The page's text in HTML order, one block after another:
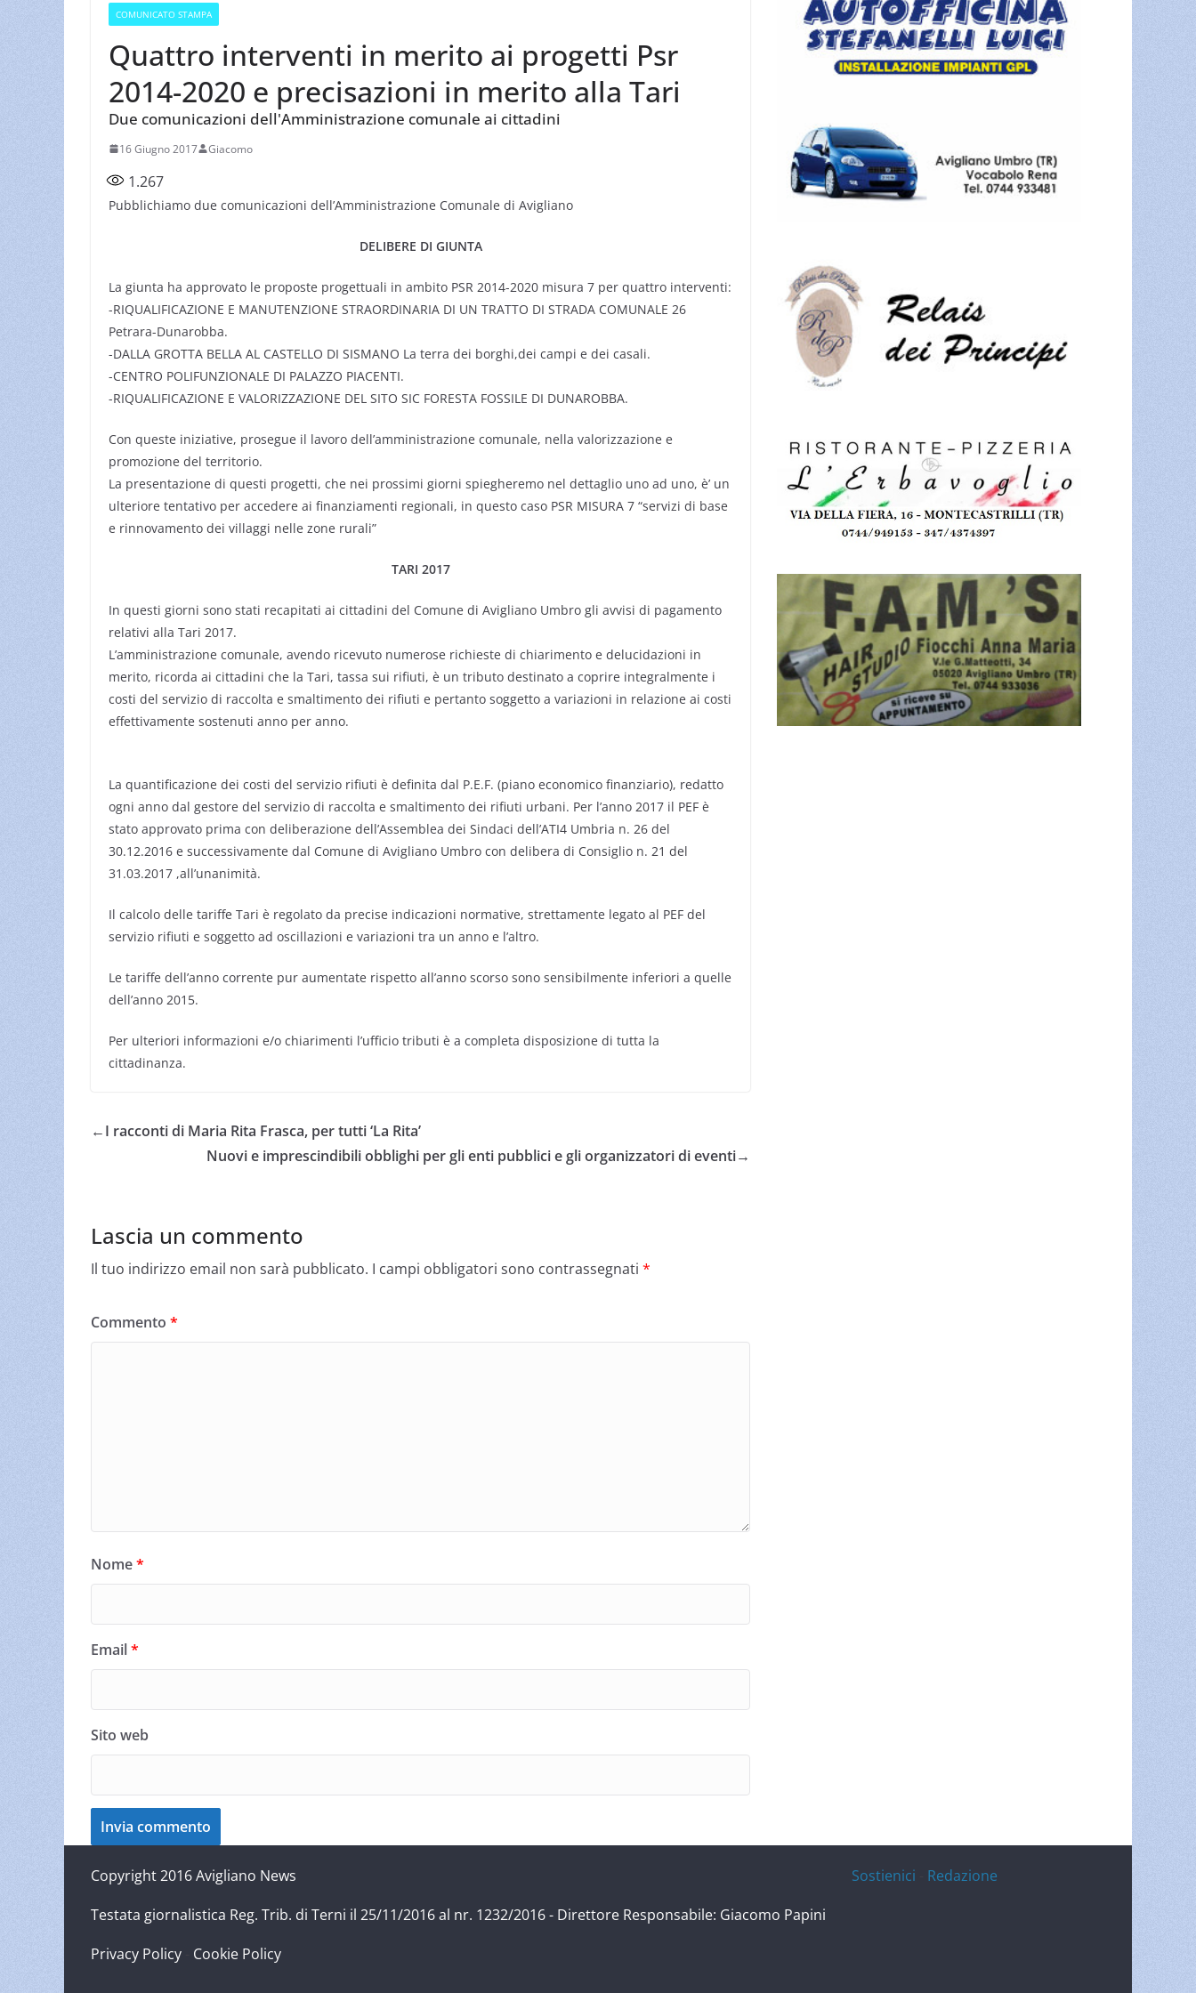
COMUNICATO STAMPA
Quattro interventi in merito ai progetti Psr
2014-2020 e precisazioni in merito alla Tari
Due comunicazioni dell'Amministrazione comunale ai cittadini
16 Giugno 2017 Giacomo
1.267
Pubblichiamo due comunicazioni dell’Amministrazione Comunale di Avigliano
DELIBERE DI GIUNTA
La giunta ha approvato le proposte progettuali in ambito PSR 2014-2020 misura 7 per quattro interventi:
-RIQUALIFICAZIONE E MANUTENZIONE STRAORDINARIA DI UN TRATTO DI STRADA COMUNALE 26
Petrara-Dunarobba.
-DALLA GROTTA BELLA AL CASTELLO DI SISMANO La terra dei borghi,dei campi e dei casali.
-CENTRO POLIFUNZIONALE DI PALAZZO PIACENTI.
-RIQUALIFICAZIONE E VALORIZZAZIONE DEL SITO SIC FORESTA FOSSILE DI DUNAROBBA.
Con queste iniziative, prosegue il lavoro dell’amministrazione comunale, nella valorizzazione e
promozione del territorio.
La presentazione di questi progetti, che nei prossimi giorni spiegheremo nel dettaglio uno ad uno, è’ un
ulteriore tentativo per accedere ai finanziamenti regionali, in questo caso PSR MISURA 7 “servizi di base
e rinnovamento dei villaggi nelle zone rurali”
TARI 2017
In questi giorni sono stati recapitati ai cittadini del Comune di Avigliano Umbro gli avvisi di pagamento
relativi alla Tari 2017.
L’amministrazione comunale, avendo ricevuto numerose richieste di chiarimento e delucidazioni in
merito, ricorda ai cittadini che la Tari, tassa sui rifiuti, è un tributo destinato a coprire integralmente i
costi del servizio di raccolta e smaltimento dei rifiuti e pertanto soggetto a variazioni in relazione ai costi
effettivamente sostenuti anno per anno.
La quantificazione dei costi del servizio rifiuti è definita dal P.E.F. (piano economico finanziario), redatto
ogni anno dal gestore del servizio di raccolta e smaltimento dei rifiuti urbani. Per l’anno 2017 il PEF è
stato approvato prima con deliberazione dell’Assemblea dei Sindaci dell’ATI4 Umbria n. 26 del
30.12.2016 e successivamente dal Comune di Avigliano Umbro con delibera di Consiglio n. 21 del
31.03.2017 ,all’unanimità.
Il calcolo delle tariffe Tari è regolato da precise indicazioni normative, strettamente legato al PEF del
servizio rifiuti e soggetto ad oscillazioni e variazioni tra un anno e l’altro.
Le tariffe dell’anno corrente pur aumentate rispetto all’anno scorso sono sensibilmente inferiori a quelle
dell’anno 2015.
Per ulteriori informazioni e/o chiarimenti l’ufficio tributi è a completa disposizione di tutta la
cittadinanza.
←I racconti di Maria Rita Frasca, per tutti ‘La Rita’
Nuovi e imprescindibili obblighi per gli enti pubblici e gli organizzatori di eventi→
Lascia un commento
Il tuo indirizzo email non sarà pubblicato. I campi obbligatori sono contrassegnati *
Commento *
Nome*
Email*
Sito web
Sostienici Redazione
Copyright 2016 Avigliano News
Testata giornalistica Reg. Trib. di Terni il 25/11/2016 al nr. 1232/2016 - Direttore Responsabile: Giacomo Papini
Privacy Policy
Cookie Policy